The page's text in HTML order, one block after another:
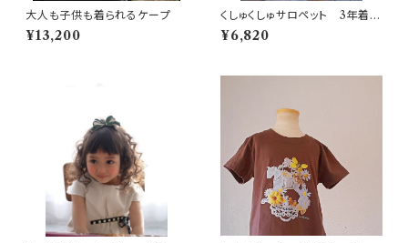
大人も子供も着られるケープ
¥13,200
くしゅくしゅサロペット 3年着ら
れる子供服
¥6,820